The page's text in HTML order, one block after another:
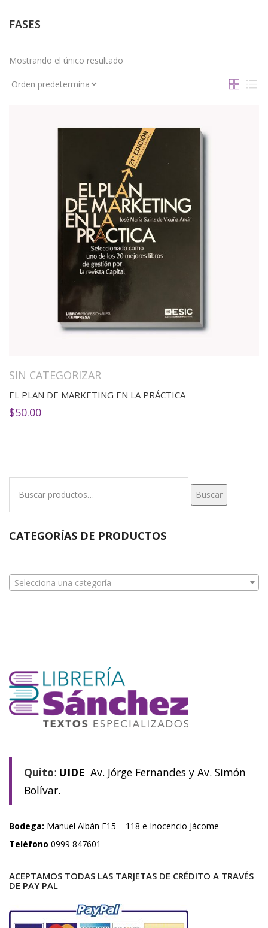
FASES
Mostrando el único resultado
SIN CATEGORIZAR
EL PLAN DE MARKETING EN LA PRÁCTICA
$50.00
Buscar
CATEGORÍAS DE PRODUCTOS
Selecciona una categoría
Quito: UIDE Av. Jórge Fernandes y Av. Simón
Bolívar.
Bodega: Manuel Albán E15 – 118 e Inocencio Jácome
Teléfono 0999 847601
ACEPTAMOS TODAS LAS TARJETAS DE CRÉDITO A TRAVÉS
DE PAY PAL